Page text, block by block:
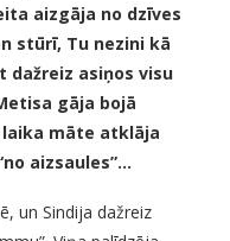
aizgāja no dzīves
stūrī, Tu nezini kā
dažreiz asiņos visu
gāja bojā
māte atklāja
aizsaules”…
un Sindija dažreiz